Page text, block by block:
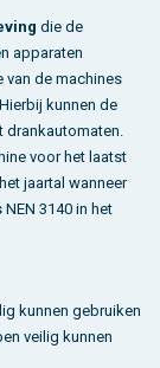
die de
apparaten
van de machines
kunnen de
voor het laatst
jaartal wanneer
3140 in het
kunnen gebruiken
veilig kunnen